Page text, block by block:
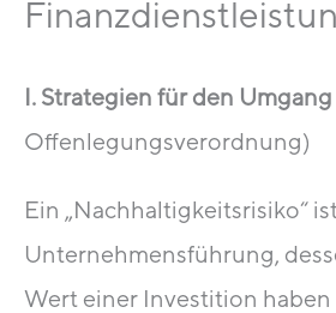
I. Strategien für den
Offenlegungsverordnung)
Ein „Nachhaltigkeitsrisiko“
Unternehmensführung,
Wert einer Investition